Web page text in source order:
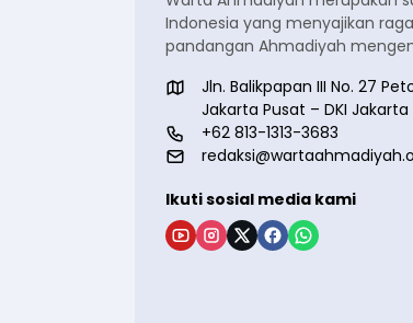
Indonesia yang menyajikan
pandangan Ahmadiyah
Jln. Balikpapan III No. 27
Jakarta Pusat – DKI Jakarta
+62 813-1313-3683
Ikuti sosial media kami